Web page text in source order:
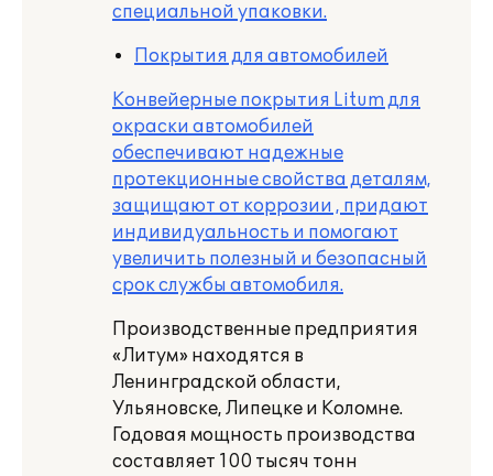
специальной упаковки.
Покрытия для автомобилей
Конвейерные покрытия Litum для
окраски автомобилей
обеспечивают надежные
протекционные свойства деталям,
защищают от коррозии , придают
индивидуальность и помогают
увеличить полезный и безопасный
срок службы автомобиля.
Производственные предприятия
«Литум» находятся в
Ленинградской области,
Ульяновске, Липецке и Коломне.
Годовая мощность производства
составляет 100 тысяч тонн